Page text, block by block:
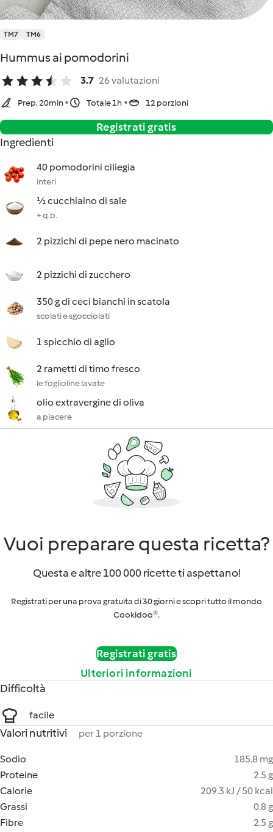
TM7 TM6
Hummus ai pomodorini
3.7 26 valutazioni
Prep. 20min Totale 1h 12 porzioni
Registrati gratis
Ingredienti
40 pomodorini ciliegia
interi
½ cucchiaino di sale
+ q.b.
2 pizzichi di pepe nero macinato
2 pizzichi di zucchero
350 g di ceci bianchi in scatola
scolati e sgocciolati
1 spicchio di aglio
2 rametti di timo fresco
le foglioline lavate
olio extravergine di oliva
a piacere
Vuoi preparare questa ricetta?
Questa e altre 100 000 ricette ti aspettano!
Registrati per una prova gratuita di 30 giorni e scopri tutto il mondo
Cookidoo®.
Registrati gratis
Ulteriori informazioni
Difficoltà
facile
Valori nutritivi per 1 porzione
Sodio
185.8 mg
Proteine
2.5 g
Calorie
209.3 kJ / 50 kcal
Grassi
0.8 g
Fibre
2.5 g